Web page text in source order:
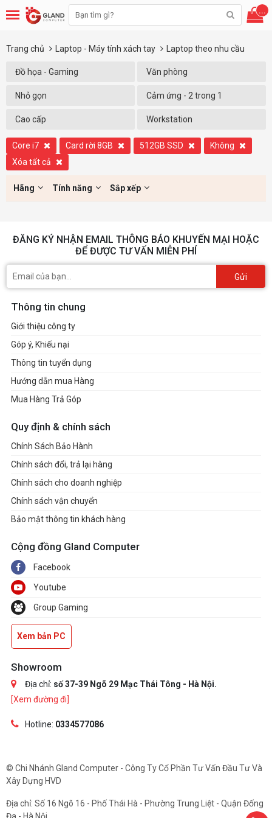
...
Trang chủ Laptop - Máy tính xách tay Laptop theo nhu cầu
Đồ họa - Gaming Văn phòng
Nhỏ gọn Cảm ứng - 2 trong 1
Cao cấp Workstation
Core i7 Card rời 8GB 512GB SSD
Không
Xóa tất cả
Hãng Tính năng Sắp xếp
ĐĂNG KÝ NHẬN EMAIL THÔNG BÁO KHUYẾN MẠI HOẶC
ĐỂ ĐƯỢC TƯ VẤN MIỄN PHÍ
Gửi
Thông tin chung
Giới thiệu công ty
Góp ý, Khiếu nại
Thông tin tuyển dụng
Hướng dẫn mua Hàng
Mua Hàng Trả Góp
Quy định & chính sách
Chính Sách Bảo Hành
Chính sách đổi, trả lại hàng
Chính sách cho doanh nghiệp
Chính sách vận chuyển
Bảo mật thông tin khách hàng
Cộng đồng Gland Computer
Facebook
Youtube
Group Gaming
Xem bản PC
Showroom
Địa chỉ: số 37-39 Ngõ 29 Mạc Thái Tông - Hà Nội.
[Xem đường đi]
Hotline: 0334577086
© Chi Nhánh Gland Computer - Công Ty Cổ Phần Tư Vấn Đầu Tư Và
Xây Dựng HVD
Địa chỉ: Số 16 Ngõ 16 - Phố Thái Hà - Phường Trung Liệt - Quận Đống